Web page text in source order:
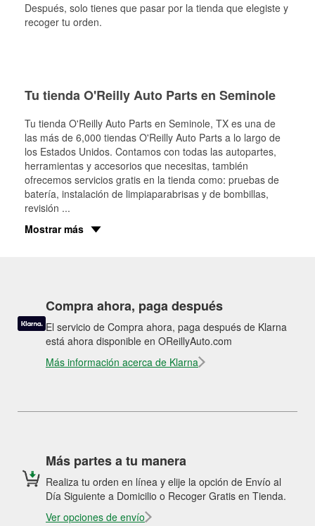
Después, solo tienes que pasar por la tienda que elegiste y
recoger tu orden.
Tu tienda O'Reilly Auto Parts en Seminole
Tu tienda O'Reilly Auto Parts en Seminole, TX es una de
las más de 6,000 tiendas O'Reilly Auto Parts a lo largo de
los Estados Unidos. Contamos con todas las autopartes,
herramientas y accesorios que necesitas, también
ofrecemos servicios gratis en la tienda como: pruebas de
batería, instalación de limpiaparabrisas y de bombillas,
revisión ...
Mostrar más
Compra ahora, paga después
El servicio de Compra ahora, paga después de Klarna
está ahora disponible en OReillyAuto.com
Más información acerca de Klarna
Más partes a tu manera
Realiza tu orden en línea y elije la opción de Envío al
Día Siguiente a Domicilio o Recoger Gratis en Tienda.
Ver opciones de envío